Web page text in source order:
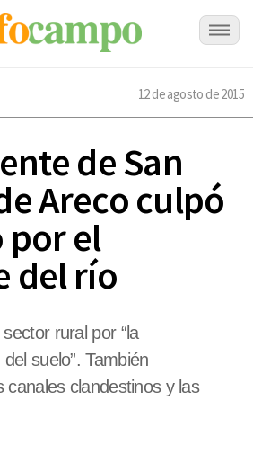
12 de agosto de 2015
de San
Areco culpó
por el
del río
rural por “la
suelo”. También
canales clandestinos y las